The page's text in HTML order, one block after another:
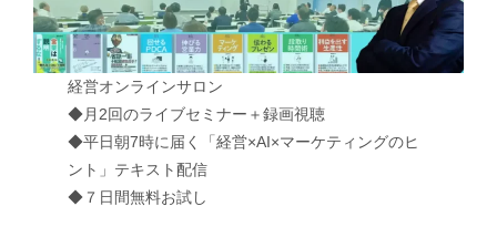
経営オンラインサロン
◆月2回のライブセミナー＋録画視聴
◆平日朝7時に届く「経営×AI×マーケティングのヒ
ント」テキスト配信
◆７日間無料お試し